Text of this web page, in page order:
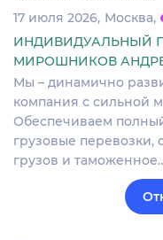
17 июля 2026 Москва
ИНДИВИДУАЛЬНЫЙ
МИРОШНИКОВ
Мы – динамично
компания с сильной
Обеспечиваем
грузовые перевозки,
грузов и